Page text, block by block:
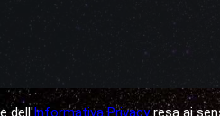
dell'Informativa Privacyresa ai